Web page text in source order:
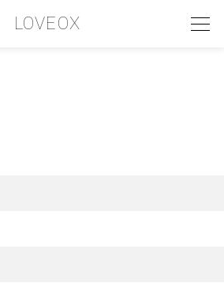
LOVEOX
PROFILE